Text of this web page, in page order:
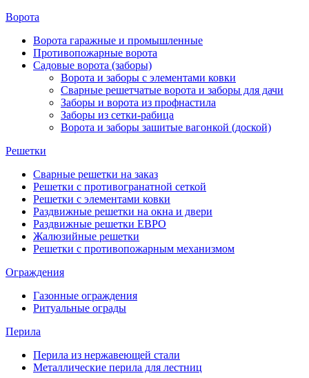
Ворота
Ворота гаражные и промышленные
Противопожарные ворота
Садовые ворота (заборы)
Ворота и заборы с элементами ковки
Сварные решетчатые ворота и заборы для дачи
Заборы и ворота из профнастила
Заборы из сетки-рабица
Ворота и заборы зашитые вагонкой (доской)
Решетки
Сварные решетки на заказ
Решетки с противогранатной сеткой
Решетки с элементами ковки
Раздвижные решетки на окна и двери
Раздвижные решетки ЕВРО
Жалюзийные решетки
Решетки с противопожарным механизмом
Ограждения
Газонные ограждения
Ритуальные ограды
Перила
Перила из нержавеющей стали
Металлические перила для лестниц